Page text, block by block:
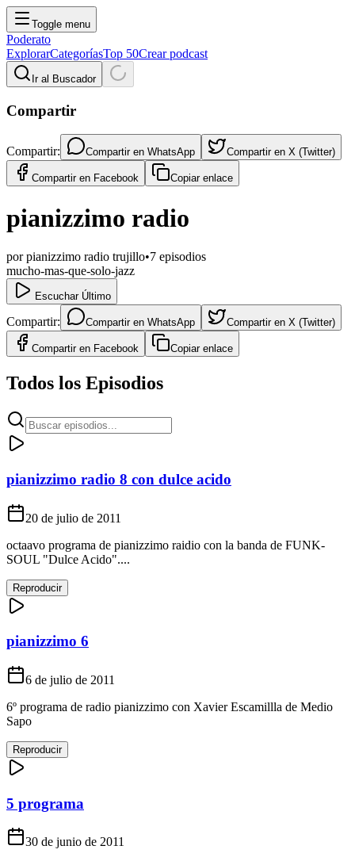
Toggle menu
Poderato
ExplorarCategoríasTop 50Crear podcast
Ir al Buscador
Compartir
Compartir: Compartir en WhatsApp Compartir en X (Twitter)
Compartir en Facebook Copiar enlace
pianizzimo radio
porpianizzimo radio trujillo•7 episodios
mucho-mas-que-solo-jazz
Escuchar Último
Compartir: Compartir en WhatsApp Compartir en X (Twitter)
Compartir en Facebook Copiar enlace
Todos los Episodios
pianizzimo radio 8 con dulce acido
20 de julio de 2011
octaavo programa de pianizzimo raidio con la banda de FUNK-
SOUL "Dulce Acido"....
Reproducir
pianizzimo 6
6 de julio de 2011
6º programa de radio pianizzimo con Xavier Escamillla de Medio
Sapo
Reproducir
5 programa
30 de junio de 2011